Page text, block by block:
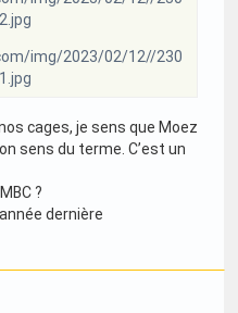
img/2023/02/12//230
cages, je sens que Moez
sens du terme. C’est un
?
dernière